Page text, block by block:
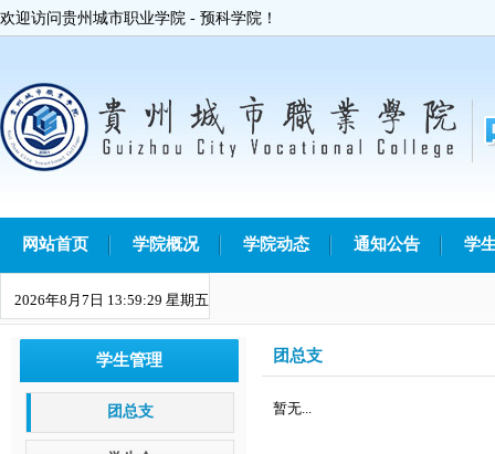
欢迎访问贵州城市职业学院 - 预科学院！
网站首页 学院概况 学院动态 通知公告 学
2026年8月7日 13:59:29 星期五
学生管理
团总支
团总支
暂无...